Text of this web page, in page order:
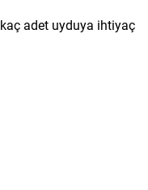
adet uyduya ihtiyaç